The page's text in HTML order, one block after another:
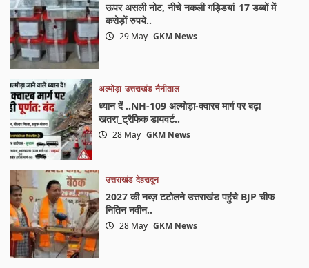
ऊपर असली नोट, नीचे नकली गड्डियां_17 डब्बों में
करोड़ों रुपये..
29 May GKM News
अल्मोड़ा उत्तराखंड नैनीताल
ध्यान दें ..NH-109 अल्मोड़ा-क्वारब मार्ग पर बढ़ा
खतरा_ट्रैफिक डायवर्ट..
28 May GKM News
उत्तराखंड देहरादून
2027 की नब्ज़ टटोलने उत्तराखंड पहुंचे BJP चीफ
नितिन नवीन..
28 May GKM News